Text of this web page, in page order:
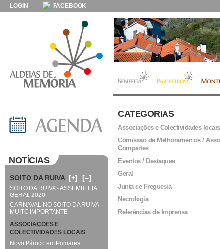
LOGIN FACEBOOK
CATEGORIAS
Associações e Colectividades locais
Comissão de Melhoramentos /
Compartes
Eventos / Destaques
Geral
Junta de Freguesia
Necrologia
Referências de Imprensa
NOTÍCIAS
SOITO DA RUIVA [+] [–]
SOITO DA RUIVA - ASSEMBLEIA
GERAL 2020
CARNAVAL NO SOITO DA RUIVA -
MUITO IMPORTANTE
ASSOCIAÇÕES E
COLECTIVIDADES LOCAIS
Novo Pároco em Pomares